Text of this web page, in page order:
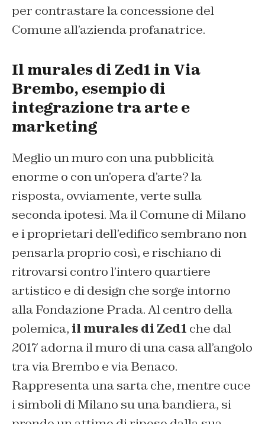
per contrastare la concessione del
Comune all’azienda profanatrice.
Il murales di Zed1 in Via
Brembo, esempio di
integrazione tra arte e
marketing
Meglio un muro con una pubblicità
enorme o con un’opera d’arte? la
risposta, ovviamente, verte sulla
seconda ipotesi. Ma il Comune di Milano
e i proprietari dell’edifico sembrano non
pensarla proprio così, e rischiano di
ritrovarsi contro l’intero quartiere
artistico e di design che sorge intorno
alla Fondazione Prada. Al centro della
polemica, il murales di Zed1 che dal
2017 adorna il muro di una casa all’angolo
tra via Brembo e via Benaco.
Rappresenta una sarta che, mentre cuce
i simboli di Milano su una bandiera, si